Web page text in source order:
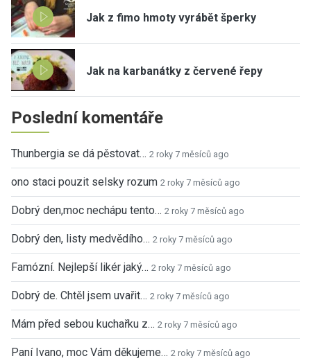
Jak z fimo hmoty vyrábět šperky
Jak na karbanátky z červené řepy
Poslední komentáře
Thunbergia se dá pěstovat… 2 roky 7 měsíců ago
ono staci pouzit selsky rozum 2 roky 7 měsíců ago
Dobrý den,moc nechápu tento… 2 roky 7 měsíců ago
Dobrý den, listy medvědího… 2 roky 7 měsíců ago
Famózní. Nejlepší likér jaký… 2 roky 7 měsíců ago
Dobrý de. Chtěl jsem uvařit… 2 roky 7 měsíců ago
Mám před sebou kuchařku z… 2 roky 7 měsíců ago
Paní Ivano, moc Vám děkujeme… 2 roky 7 měsíců ago